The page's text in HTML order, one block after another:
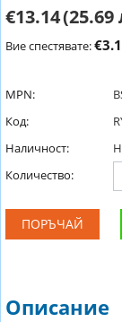
€13.14(25.69
Вие спестявате:
MPN:
Код:
Наличност:
Количество:
ПОРЪЧАЙ
Описание